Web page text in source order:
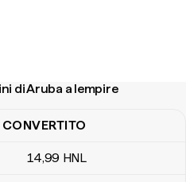
di Aruba a lempire
Aruba a lempire honduregne
CONVERTITO
14,99 HNL